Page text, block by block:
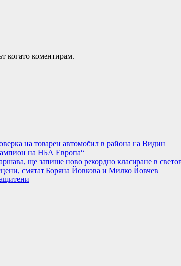
когато коментирам.
на товарен автомобил в района на Видин
на НБА Европа“
ще запише ново рекордно класиране в
смятат Боряна Йовкова и Милко Йовчев